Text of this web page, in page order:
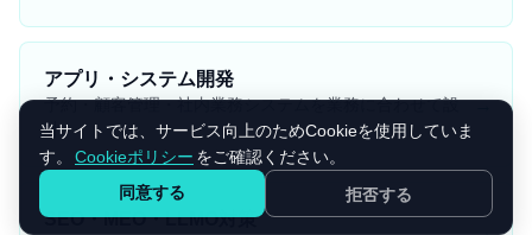
アプリ・システム開発
予約・顧客管理・社内業務システムを業務に合わせて設
計。
→
SEO・MEO・LLMO対策
当サイトでは、サービス向上のためCookieを使用していま
す。
Cookieポリシー をご確認ください。
同意する
拒否する